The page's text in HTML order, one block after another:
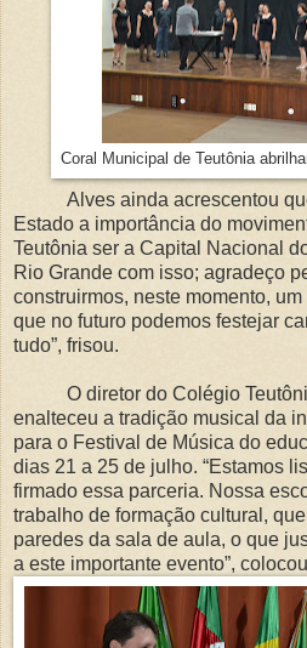
Coral Municipal de Teutônia
Alves ainda acrescentou
Estado a importância do
Teutônia ser a Capital Nacional
Rio Grande com isso; agradeço
construirmos, neste momento,
que no futuro podemos festejar
tudo”, frisou.
O diretor do Colégio
enalteceu a tradição musical da
para o Festival de Música do
dias 21 a 25 de julho. “Estamos
firmado essa parceria. Nossa
trabalho de formação cultural,
paredes da sala de aula, o que
a este importante evento”,